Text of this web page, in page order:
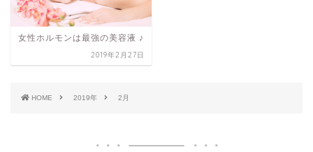
女性ホルモンは最強の美容液 ♪
2019年2月27日
HOME 2019年 2月